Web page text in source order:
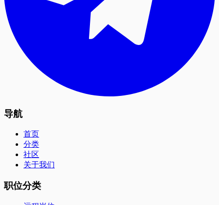
导航
首页
分类
社区
关于我们
职位分类